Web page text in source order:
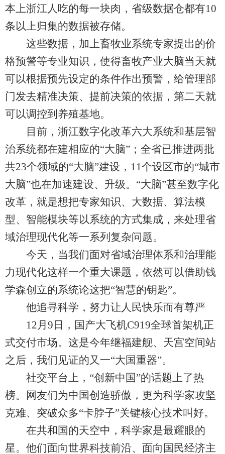
本上浙江人吃的每一块肉，省级数据仓都有10
条以上归集的数据被存储。
这些数据，加上畜牧业系统专家提出的价
格预警等专业知识，使得畜牧产业大脑当天就
可以根据预先设定的条件作出预警，给管理部
门发去精准决策、提前决策的依据，第二天就
可以调控到养殖基地。
目前，浙江数字化改革六大系统和基层智
治系统都在建相应的“大脑”；全省已推进两批
共23个领域的“大脑”建设，11个设区市的“城市
大脑”也在加速建设、升级。“大脑”甚至数字化
改革，就是想把专家知识、大数据、算法模
型、智能模块等以系统的方式集成，来处理省
域治理现代化等一系列复杂问题。
今天，当我们面对省域治理体系和治理能
力现代化这样一个重大课题，依然可以借助钱
学森创立的系统论这把“智慧的钥匙”。
他追寻科学，努力让人民快乐而有尊严
12月9日，国产大飞机C919全球首架机正
式交付市场。这是今年继福建舰、天宫空间站
之后，我们见证的又一“大国重器”。
社交平台上，“创新中国”的话题上了热
榜。网友们为中国创造骄傲，更为科学家攻坚
克难、突破众多“卡脖子”关键核心技术叫好。
在共和国的天空中，科学家是最耀眼的
星。他们面向世界科技前沿、面向国民经济主